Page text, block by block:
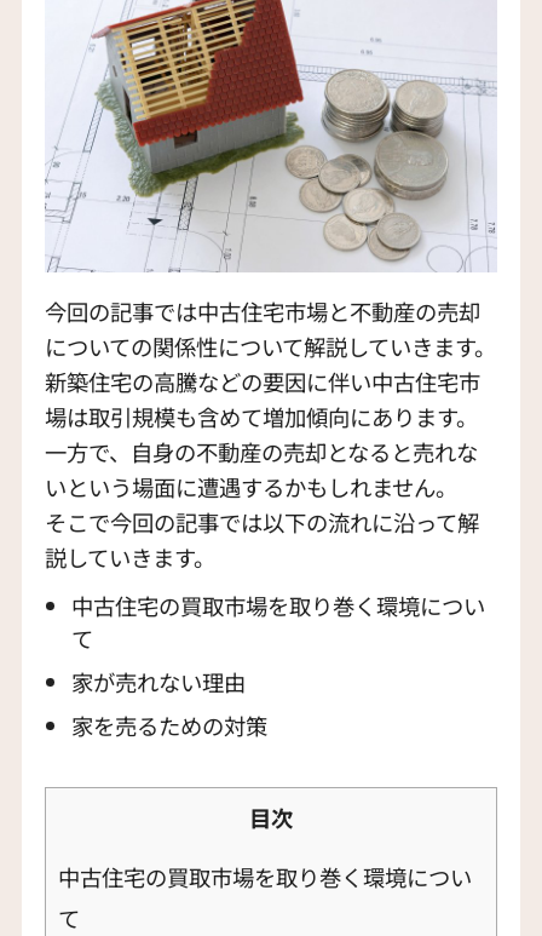
今回の記事では中古住宅市場と不動産の売却
についての関係性について解説していきます。
新築住宅の高騰などの要因に伴い中古住宅市
場は取引規模も含めて増加傾向にあります。
一方で、自身の不動産の売却となると売れな
いという場面に遭遇するかもしれません。
そこで今回の記事では以下の流れに沿って解
説していきます。
中古住宅の買取市場を取り巻く環境につい
て
家が売れない理由
家を売るための対策
目次
中古住宅の買取市場を取り巻く環境につい
て